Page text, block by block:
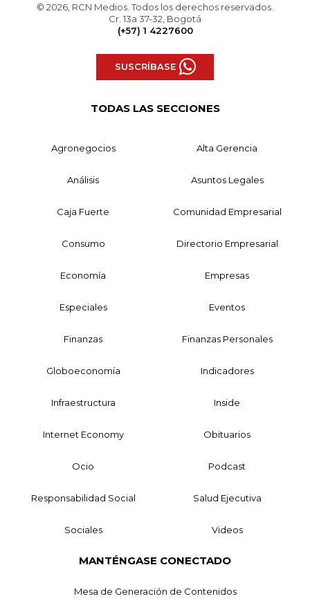
© 2026, RCN Medios. Todos los derechos reservados.
Cr. 13a 37-32, Bogotá
(+57) 1 4227600
SUSCRÍBASE
TODAS LAS SECCIONES
Agronegocios Alta Gerencia
Análisis Asuntos Legales
Caja Fuerte Comunidad Empresarial
Consumo Directorio Empresarial
Economía Empresas
Especiales Eventos
Finanzas Finanzas Personales
Globoeconomía Indicadores
Infraestructura Inside
Internet Economy Obituarios
Ocio Podcast
Responsabilidad Social Salud Ejecutiva
Sociales Videos
MANTÉNGASE CONECTADO
Mesa de Generación de Contenidos